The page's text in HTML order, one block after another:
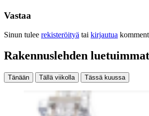
Vastaa
Sinun tulee rekisteröityä tai kirjautua
Rakennuslehden luetuimmat
Tänään Tällä viikolla Tässä kuussa